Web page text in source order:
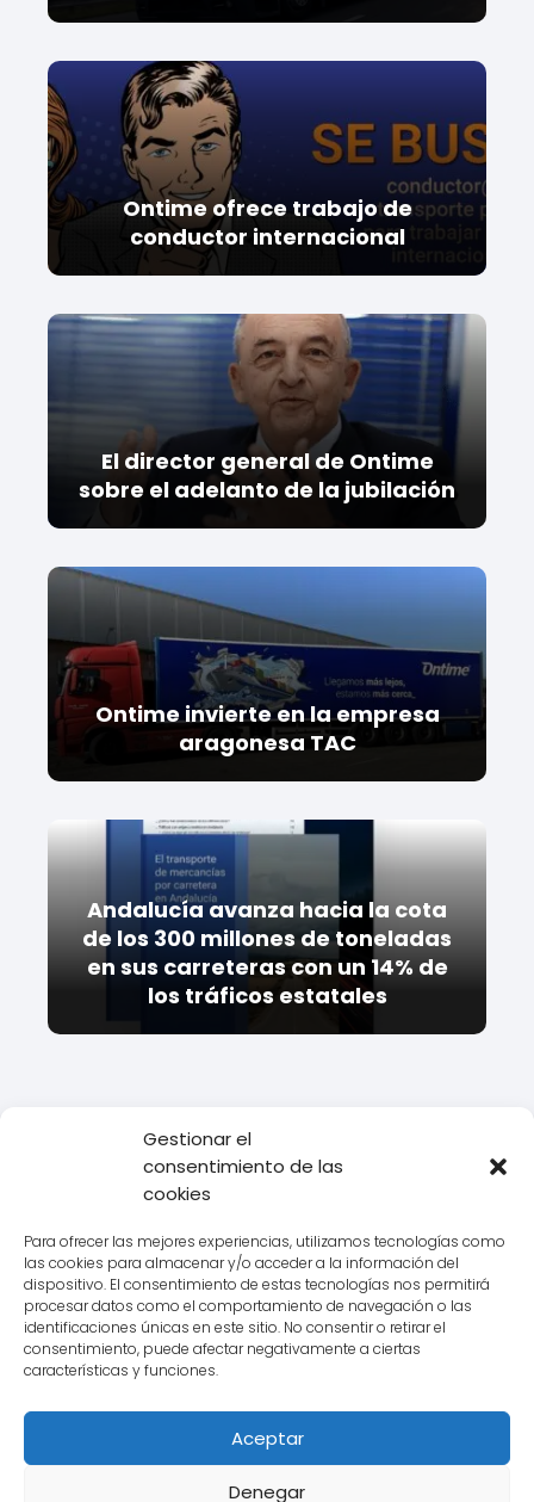
Gestionar el
consentimiento de las
cookies
Para ofrecer las mejores experiencias, utilizamos tecnologías como
las cookies para almacenar y/o acceder a la información del
dispositivo. El consentimiento de estas tecnologías nos permitirá
procesar datos como el comportamiento de navegación o las
identificaciones únicas en este sitio. No consentir o retirar el
consentimiento, puede afectar negativamente a ciertas
características y funciones.
Aceptar
Denegar
Ontime ofrece trabajo de
conductor internacional
El director general de Ontime
sobre el adelanto de la jubilación
Ontime invierte en la empresa
aragonesa TAC
Andalucía avanza hacia la cota
de los 300 millones de toneladas
en sus carreteras con un 14% de
los tráficos estatales
Empresas de transporte
Todo lo que
necesitas saber sobre el servicio de transporte CTT Express
Aviso legal
Política de Cookies
Política de Privacidad
Contacto